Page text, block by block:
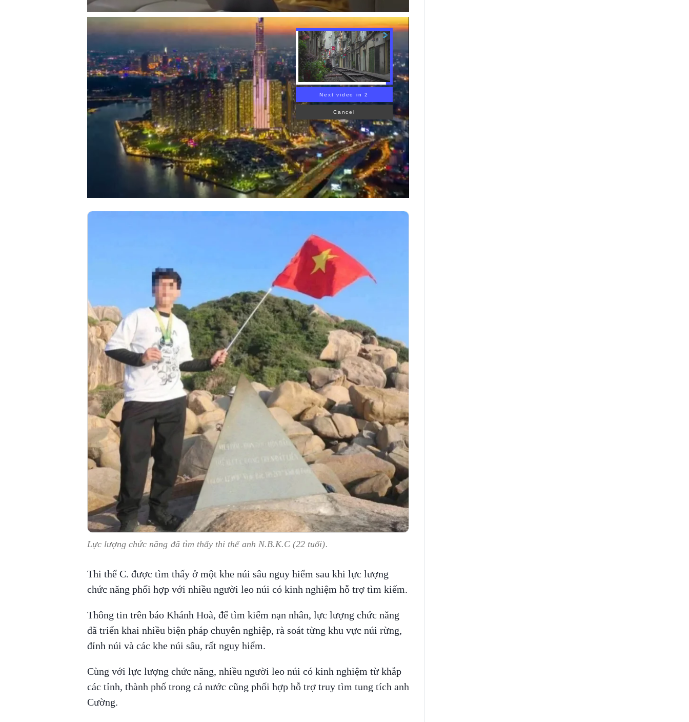
Lực lượng chức năng đã tìm thấy thi thể anh N.B.K.C (22 tuổi).
Thi thể C. được tìm thấy ở một khe núi sâu nguy hiểm sau khi lực lượng
chức năng phối hợp với nhiều người leo núi có kinh nghiệm hỗ trợ tìm kiếm.
Thông tin trên báo Khánh Hoà, để tìm kiếm nạn nhân, lực lượng chức năng
đã triển khai nhiều biện pháp chuyên nghiệp, rà soát từng khu vực núi rừng,
đỉnh núi và các khe núi sâu, rất nguy hiểm.
Cùng với lực lượng chức năng, nhiều người leo núi có kinh nghiệm từ khắp
các tỉnh, thành phố trong cả nước cũng phối hợp hỗ trợ truy tìm tung tích anh
Cường.